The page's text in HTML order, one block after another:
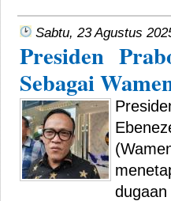
Sabtu, 23 Agustus
Presiden
Sebagai